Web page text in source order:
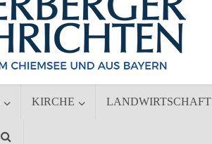
KIRCHE LANDWIRTSCHAFT